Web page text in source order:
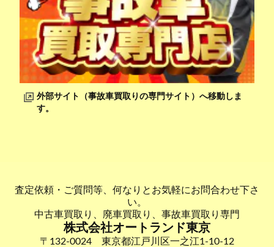
外部サイト（事故車買取りの専門サイト）へ移動しま
す。
査定依頼・ご質問等、何なりとお気軽にお問合わせ下さ
い。
中古車買取り、廃車買取り、事故車買取り専門
株式会社オートランド東京
〒132-0024 東京都江戸川区一之江1-10-12